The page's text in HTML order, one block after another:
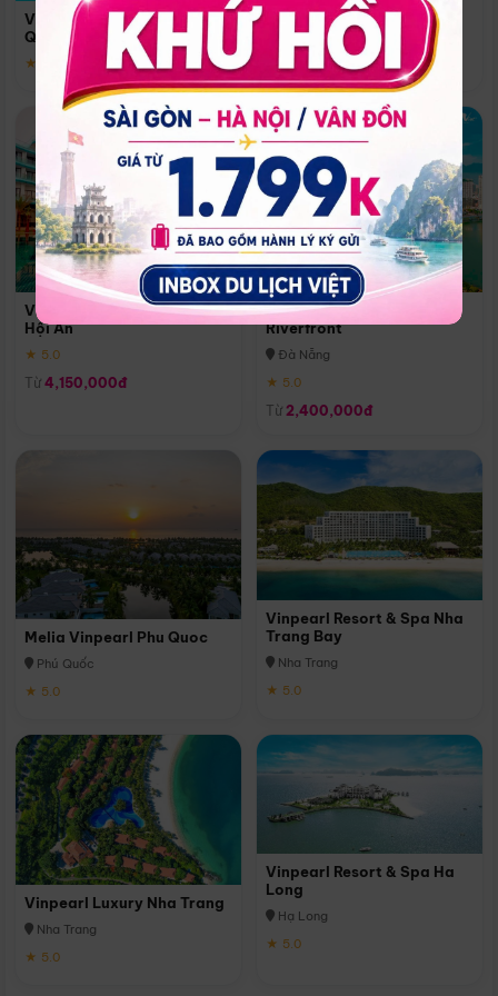
Vinpearl Resort & Spa Phu
Quoc
★ 5.0
Quoc
Phú Quốc
★ 5.0
Vinpearl Resort & Golf Nam
Hội An
★ 5.0
Từ 4,150,000đ
Melia Vinpearl Danang
Riverfront
Đà Nẵng
★ 5.0
Từ 2,400,000đ
Melia Vinpearl Phu Quoc
Phú Quốc
★ 5.0
Vinpearl Resort & Spa Nha
Trang Bay
Nha Trang
★ 5.0
Vinpearl Luxury Nha Trang
Nha Trang
★ 5.0
Vinpearl Resort & Spa Ha
Long
Hạ Long
★ 5.0